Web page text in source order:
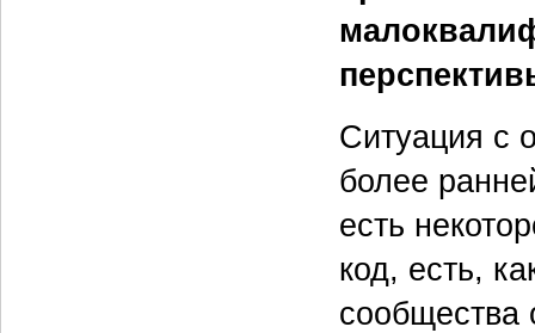
Ситуация с
более
есть
код, есть,
сообщества